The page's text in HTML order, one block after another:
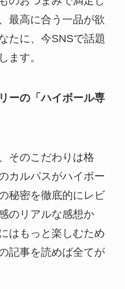
最高に合う一品が欲
たに、今SNSで話題
ます。
ーの「ハイボール専
そのこだわりは格
カルパスがハイボー
秘密を徹底的にレビ
のリアルな感想か
はもっと楽しむため
記事を読めば全てが